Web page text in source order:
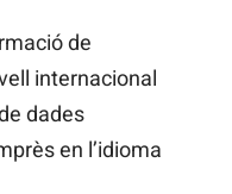
de
internacional
dades
en l’idioma